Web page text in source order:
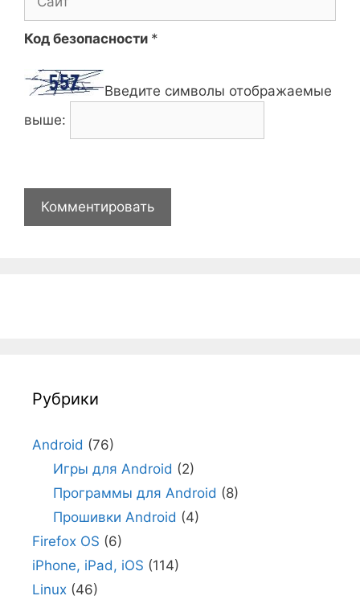
Код безопасности *
Введите символы отображаемые
выше:
Рубрики
Android (76)
Игры для Android (2)
Программы для Android (8)
Прошивки Android (4)
Firefox OS (6)
iPhone, iPad, iOS (114)
Linux (46)